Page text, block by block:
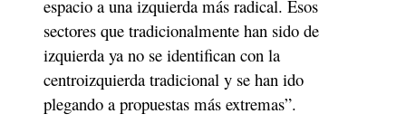
espacio a una izquierda más radical. Esos
sectores que tradicionalmente han sido de
izquierda ya no se identifican con la
centroizquierda tradicional y se han ido
plegando a propuestas más extremas”.